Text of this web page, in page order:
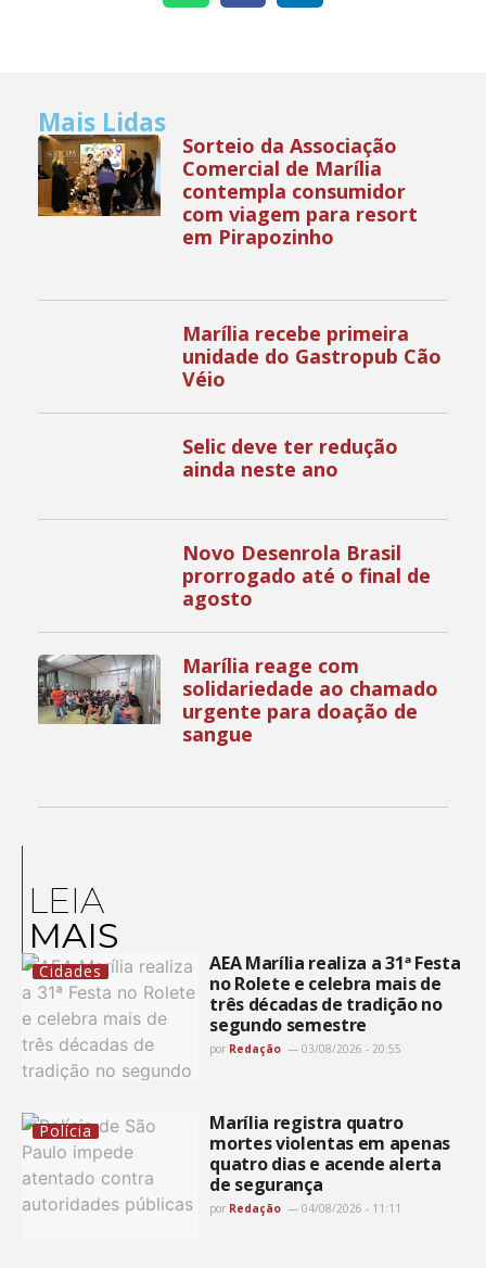
Mais Lidas
Sorteio da Associação
Comercial de Marília
contempla consumidor
com viagem para resort
em Pirapozinho
Marília recebe primeira
unidade do Gastropub Cão
Véio
Selic deve ter redução
ainda neste ano
Novo Desenrola Brasil
prorrogado até o final de
agosto
Marília reage com
solidariedade ao chamado
urgente para doação de
sangue
LEIA
MAIS
Cidades
AEA Marília realiza a 31ª Festa
no Rolete e celebra mais de
três décadas de tradição no
segundo semestre
por Redação 03/08/2026 - 20:55
Polícia
Marília registra quatro
mortes violentas em apenas
quatro dias e acende alerta
de segurança
por Redação 04/08/2026 - 11:11